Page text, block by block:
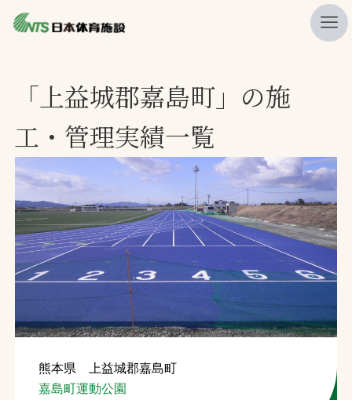
ニュース
プレスリリース
レポート
製品・サービス一覧
施工・管理実績一覧
会社概要
採用情報
検索
お問合せ
「上益城郡嘉島町」の施
工・管理実績一覧
熊本県 上益城郡嘉島町
嘉島町運動公園